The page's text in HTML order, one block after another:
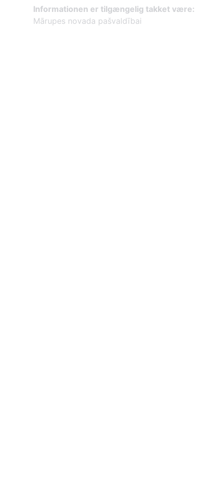
Informationen er tilgængelig takket være:
Mārupes novada pašvaldībai